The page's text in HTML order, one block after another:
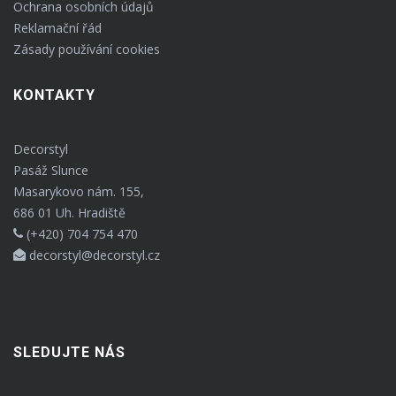
Ochrana osobních údajů
Reklamační řád
Zásady používání cookies
KONTAKTY
Decorstyl
Pasáž Slunce
Masarykovo nám. 155,
686 01 Uh. Hradiště
(+420) 704 754 470
decorstyl@decorstyl.cz
SLEDUJTE NÁS